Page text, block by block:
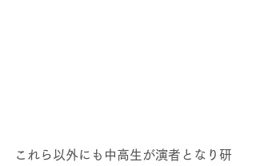
これら以外にも中高生が演者となり研